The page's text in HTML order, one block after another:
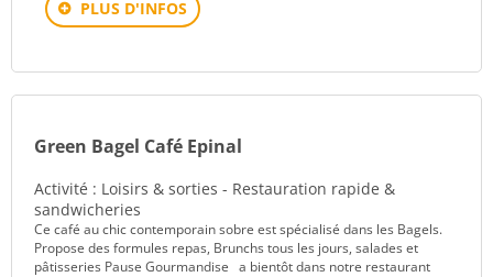
PLUS D'INFOS
Green Bagel Café Epinal
Activité : Loisirs & sorties - Restauration rapide &
sandwicheries
Ce café au chic contemporain sobre est spécialisé dans les Bagels.
Propose des formules repas, Brunchs tous les jours, salades et
pâtisseries Pause Gourmandise a bientôt dans notre restaurant